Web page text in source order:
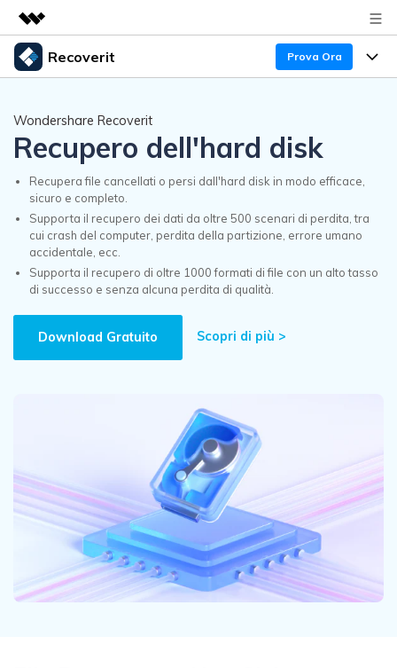
Prodotti in evidenza
Utilità
Business
Panoramica
Soluzione
Sala stampa
Negozio
Supporto
Recoverit Prova Ora
Recupero Dati
Backup Dati
Riparazione Dati
Funzionalità
Recover file Media
Recover Document Files
Recover From Devices
Controlla tutte le caratteristiche
Blog
Problemi dei File
Centro di conoscenza
TROVA ALTRE SOLUZIONI
Supporto
Novità
search
Wondershare Recoverit
Recupero dell'hard disk
Recupera file cancellati o persi dall'hard disk in modo efficace,
sicuro e completo.
Supporta il recupero dei dati da oltre 500 scenari di perdita, tra
cui crash del computer, perdita della partizione, errore umano
accidentale, ecc.
Supporta il recupero di oltre 1000 formati di file con un alto tasso
di successo e senza alcuna perdita di qualità.
Download Gratuito Scopri di più >